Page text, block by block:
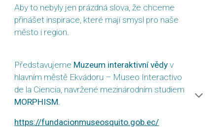
Aby to nebyly jen prázdná slova, že chceme
přinášet inspirace, které mají smysl pro naše
město i region.
Představujeme Muzeum interaktivní vědy v
hlavním městě Ekvádoru – Museo Interactivo
de la Ciencia, navržené mezinárodním studiem
MORPHISM.
https://fundacionmuseosquito.gob.ec/